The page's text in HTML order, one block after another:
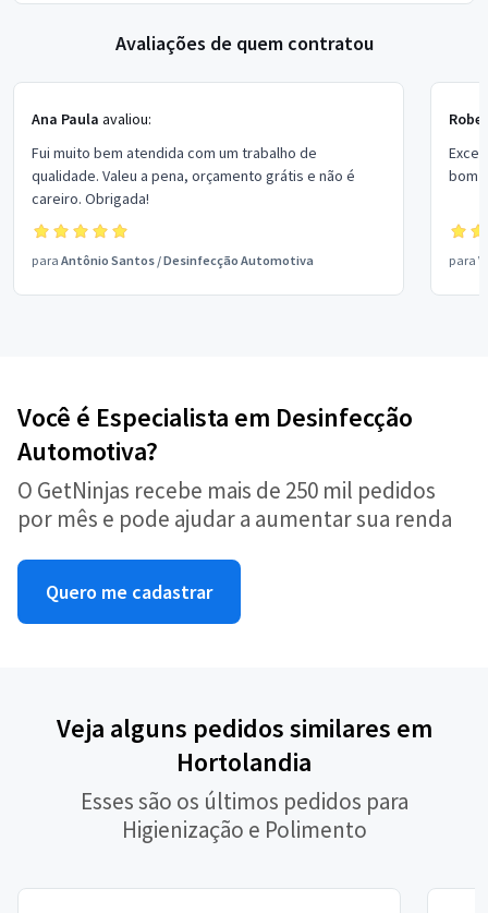
Avaliações de quem contratou
Ana Paula avaliou:
Fui muito bem atendida com um trabalho de
qualidade. Valeu a pena, orçamento grátis e não é
careiro. Obrigada!
para Antônio Santos /Desinfecção Automotiva
bom
para
Você é Especialista em Desinfecção
Automotiva?
O GetNinjas recebe mais de 250 mil pedidos
por mês e pode ajudar a aumentar sua renda
Quero me cadastrar
Veja alguns pedidos similares em
Hortolandia
Esses são os últimos pedidos para
Higienização e Polimento